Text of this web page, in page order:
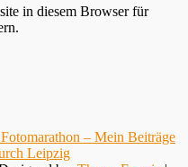
in diesem Browser für
– Mein Beiträge
Leipzig